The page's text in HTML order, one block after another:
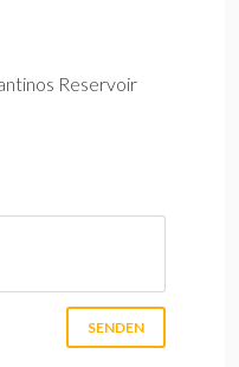
Reservoir